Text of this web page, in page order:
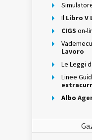
Il Libro V
CIGS on-
Lavoro
Le Leggi
Linee
Albo